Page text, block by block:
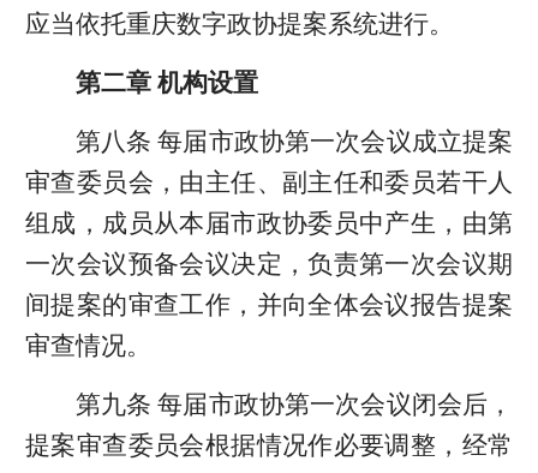
应当依托重庆数字政协提案系统进行。
第二章 机构设置
第八条 每届市政协第一次会议成立提案
审查委员会，由主任、副主任和委员若干人
组成，成员从本届市政协委员中产生，由第
一次会议预备会议决定，负责第一次会议期
间提案的审查工作，并向全体会议报告提案
审查情况。
第九条 每届市政协第一次会议闭会后，
提案审查委员会根据情况作必要调整，经常